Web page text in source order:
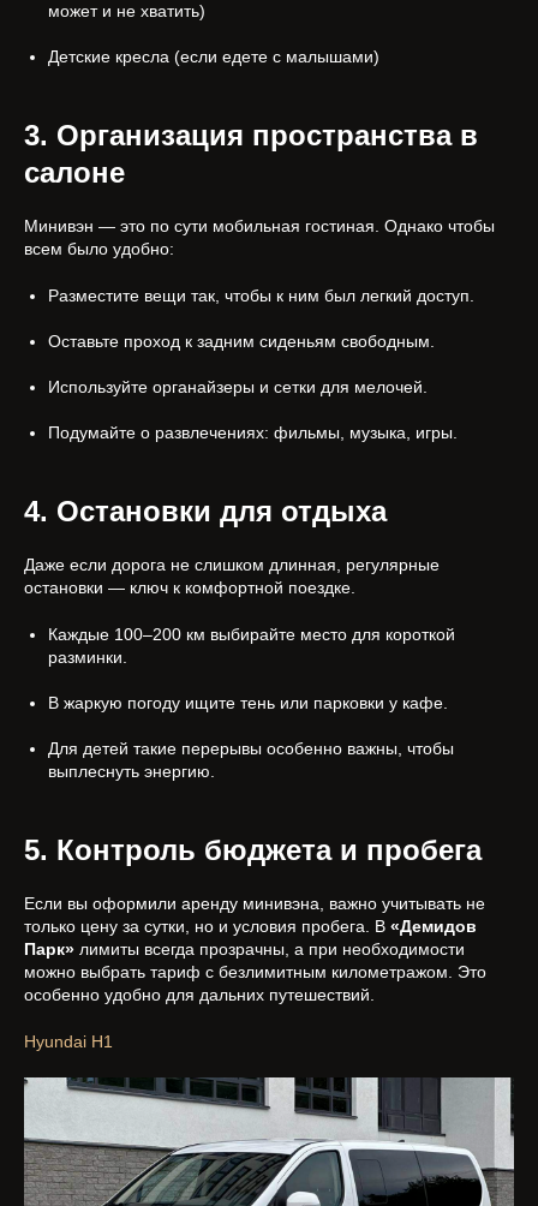
может и не хватить)
Детские кресла (если едете с малышами)
3. Организация пространства в
салоне
Минивэн — это по сути мобильная гостиная. Однако чтобы
всем было удобно:
Разместите вещи так, чтобы к ним был легкий доступ.
Оставьте проход к задним сиденьям свободным.
Используйте органайзеры и сетки для мелочей.
Подумайте о развлечениях: фильмы, музыка, игры.
4. Остановки для отдыха
Даже если дорога не слишком длинная, регулярные
остановки — ключ к комфортной поездке.
Каждые 100–200 км выбирайте место для короткой
разминки.
В жаркую погоду ищите тень или парковки у кафе.
Для детей такие перерывы особенно важны, чтобы
выплеснуть энергию.
5. Контроль бюджета и пробега
Если вы оформили аренду минивэна, важно учитывать не
только цену за сутки, но и условия пробега. В «Демидов
Парк» лимиты всегда прозрачны, а при необходимости
можно выбрать тариф с безлимитным километражом. Это
особенно удобно для дальних путешествий.
Hyundai H1